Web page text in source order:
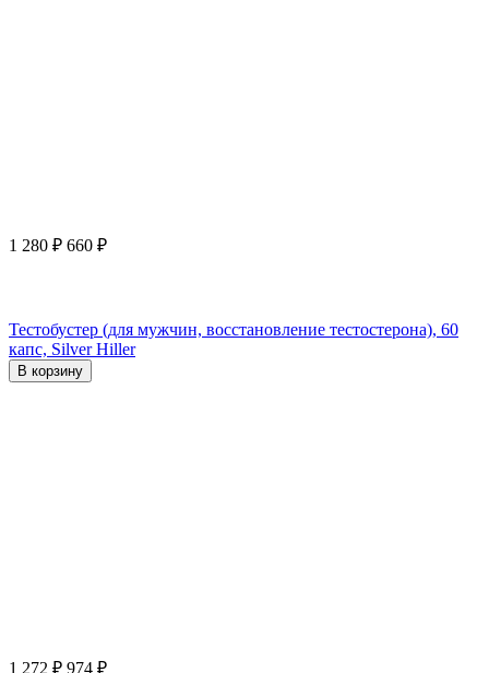
1 280 ₽ 660 ₽
Тестобустер (для мужчин, восстановление тестостерона), 60
капс, Silver Hiller
В корзину
1 272 ₽ 974 ₽